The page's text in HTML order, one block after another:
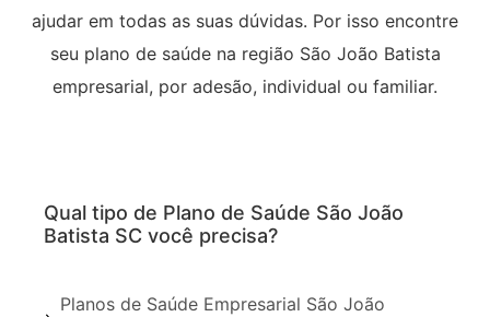
ajudar em todas as suas dúvidas. Por isso encontre
seu plano de saúde na região São João Batista
empresarial, por adesão, individual ou familiar.
Qual tipo de Plano de Saúde São João
Batista SC você precisa?
Planos de Saúde Empresarial São João